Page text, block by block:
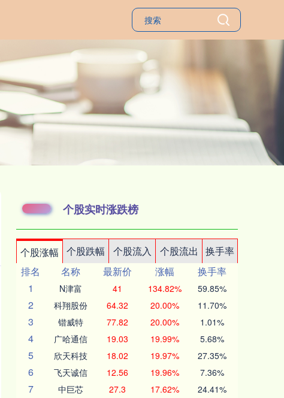
个股实时涨跌榜
个股涨幅 个股跌幅 个股流入 个股流出
换手率
排名
名称 最新价 涨幅
换手率
1
N津富 41 134.82% 59.85%
2 科翔股份 64.32 20.00% 11.70%
3 锴威特 77.82 20.00% 1.01%
4 广哈通信 19.03 19.99% 5.68%
5 欣天科技 18.02 19.97% 27.35%
6 飞天诚信 12.56 19.96% 7.36%
7 中巨芯 27.3 17.62% 24.41%